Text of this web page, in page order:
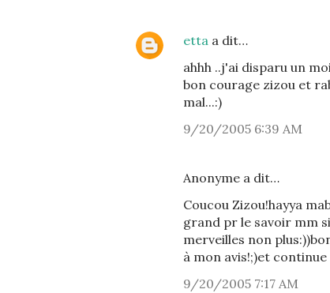
etta a dit…
ahhh ..j'ai disparu un
bon courage zizou et
mal...:)
9/20/2005 6:39 AM
Anonyme a dit…
Coucou Zizou!hayya
grand pr le savoir mm
merveilles non
à mon avis!;)et
9/20/2005 7:17 AM